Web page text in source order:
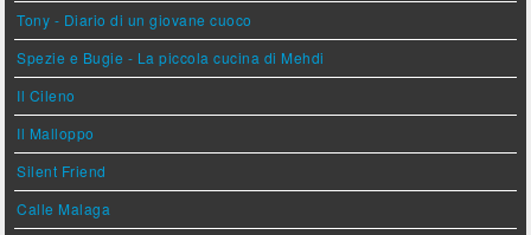
Tony - Diario di un giovane cuoco
Spezie e Bugie - La piccola cucina di Mehdi
Il Cileno
Il Malloppo
Silent Friend
Calle Malaga